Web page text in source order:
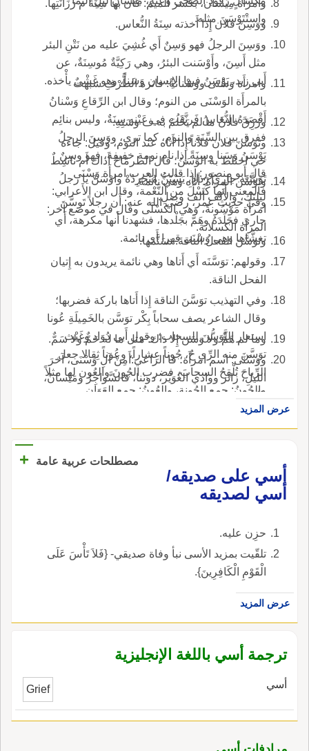
واستْتَوْسَنَ مثله.
وامرأَة مِيسان، بكسر الميم: كأَن بها سِنَةً م رَزَانَتِها.
ووَسِنَ فلان إِذا أَخذته سِنَةُ النُّعاس.
ووَسِنَ الرجلُ فهو وَسِنٌ أَي غُشِيَ عليه من نَتْنِ البئر
مثل أَسِنَ، وأَوْسَنت البئرُ، وهي رَكِيَّةٌ مُوسِنَةٌ، عن
أَبي زيد، يَوْسَنُ فيها الإِنسان وَسَناً، وهو غَشْيٌ يأْخذه.
وامرأَة وَسْنَى ووَسْنانةٌ: فاترة الطَّرْفِ شبهت
بالمرأَة الوَسْنَى من النوم؛ وقال ابن الرِّقاعِ وَسْنانُ
أَقْصَدَهُ النُّعَاسُ فَرنَّقَت في عَيْنهِ سِنَةٌ، وليس بنائِم
ففرق بين السِّنَةِ والنوم، كما ترى، ووَسِنَ الرجلُ
يَوْسَنُ وَسَنا وسِنَةً إِذا نام نومة خفيفة، فهو وسِنٌ
قال أَبو منصور: إِذا قالت العرب امرأَة وَسْنَى
فالمعنى أَنها كَسْلَ من النَّعْمة، وقال ابن الأَعرابي:
امرأَة مَوْسُونةٌ، وهي الكَسْلَى وقال في موضع آخر:
المرأَة الكسلانة.
ورُزِقَ فلانٌ ما لم يَحْلُمْ به ف وسَنِهِ.
وتوَسَّنَ فلان فلاناً إِذا أَتاه عند النوم، وقيل: جاءه
حي اختلط به الوَسَنُ؛ قال الطرمّاحُ أَذاك أَم ناشِطٌ
تَوَسَّنَه جاري رَذاذٍ، يَسْتَنُّ مُنْجرِدُهْ واوْسَنْ يا رجلُ
ليلتك، والأَلف أَلف وصل.
وتَوَسَّن المرأَة: أَتاه وهي نائمة.
وفي حديث عمر، رضي الله عنه: أَن رجلاً تَوسَّنَ
جاري فجَلَدَهُ وهَمَّ بجَلْدها، فشهدنا أَنها مكرهة، أَي
تغشَّاها وهي وَسْنَى قهرا أَي نائمة.
وتوَسَّنَ الفحلُ الناقةَ: تسَنَّمَها.
وقولهم: توَسَّنَه أَي أَتاها وهي نائمة يريدون به إِتيان
الفحل الناقة.
وفي التهذيب توَسَّنَ الناقة إِذا أَتاها باركة فضربها؛
وقال الشاعر يصف سحاباً بِكْر توَسَّن بالخَمِيلَةِ عُونا
استعار التَّوَسُّنَ للسحاب؛ وقول أَبي دُوَاد وغَيْث
توَسَّنَ منه الرِّي حُ، جُوناً عِشاراً، وعُوناً ثِقالا جعل
الرِّياحَ تُلْقِحُ السحابَ، فضرب الجُونَ والعُون لها مثلاً
والجُونُ: جمع الجُونةِ، والعُونُ: جمع العَوَانِ.
وما لم هَمٌّ ولا وَسَن إِلا ذاك: مثل ما له حَمٌّ ولا سَمٌّ.
ووَسْنَى: اسم امرأَة؛ قا الراعي:أَمِنْ آلِ وَسْنَى، آخرَ
الليلِ، زائر ووادي الغُوَيْر، دوننا، فالسَّواجِرُ ومَيْسانُ،
بالفتح: موضع.
عرض المزيد
مصطلحات عربية عامة
+
أسي على صديقه/
أسي لصديقه
حزِن عليه.
تلقّيت بمزيد الأسى نبأ وفاة صديقي- {فَلاَ تَأْسَ عَلَى
الْقَوْمِ الْكَافِرِينَ}.
عرض المزيد
ترجمة أسي باللغة الإنجليزية
أسي Grief